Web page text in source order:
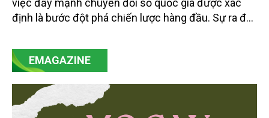
việc đẩy mạnh chuyển đổi số quốc gia được xác
định là bước đột phá chiến lược hàng đầu. Sự ra đời
mạnh mẽ, thúc đẩy quá trình cải cách toàn diện,
minh bạch hóa chuỗi cung ứng và nâng cao hiệu
then chốt là nông nghiệp và môi trường.
EMAGAZINE